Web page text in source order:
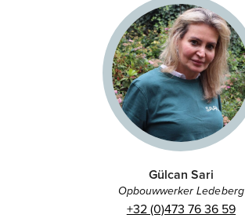
Gülcan Sari
Opbouwwerker Ledeberg
+32 (0)473 76 36 59